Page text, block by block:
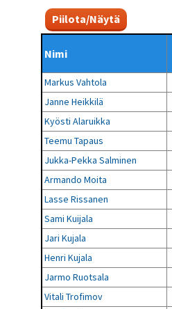
Piilota/Näytä
Nimi
Markus Vahtola
Janne Heikkilä
Kyösti Alaruikka
Teemu Tapaus
Jukka-Pekka Salminen
Armando Moita
Lasse Rissanen
Sami Kuijala
Jari Kujala
Henri Kujala
Jarmo Ruotsala
Vitali Trofimov